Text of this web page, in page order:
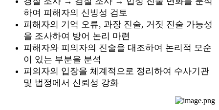
하여 피해자의 신빙성 검토
피해자의 기억 오류, 과장 진술, 거짓 진술 가능성
을 조사하여 방어 논리 마련
피해자와 피의자의 진술을 대조하여 논리적 모순
이 있는 부분을 분석
피의자의 입장을 체계적으로 정리하여 수사기관
및 법정에서 신뢰성 강화